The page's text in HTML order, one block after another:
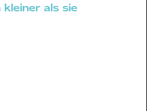
als sie